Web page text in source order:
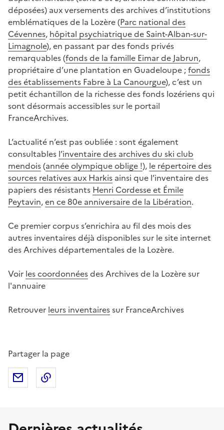
déposées) aux versements des archives d’institutions
emblématiques de la Lozère (Parc national des
Cévennes, hôpital psychiatrique de Saint-Alban-sur-
Limagnole), en passant par des fonds privés
remarquables (fonds de la famille Eimar de Jabrun,
propriétaire d’une plantation en Guadeloupe ;fonds
des établissements Fabre à La Canourgue), c’est un
petit échantillon de la richesse des fonds lozériens qui
sont désormais accessibles sur le portail
FranceArchives.
L’actualité n’est pas oubliée : sont également
consultables l’inventaire des archives du ski club
mendois(année olympique oblige !), le répertoire des
sources relatives aux Harkis ainsi que l’inventaire des
papiers des résistants Henri Cordesse et Émile
Peytavin,en ce 80e anniversaire de la Libération.
Ce premier corpus s’enrichira au fil des mois des
autres inventaires déjà disponibles sur le site internet
des Archives départementales de la Lozère.
Voir les coordonnéesdes Archives de la Lozère sur
l'annuaire
Retrouver leurs inventairessur FranceArchives
Partager la page
Partager par mail